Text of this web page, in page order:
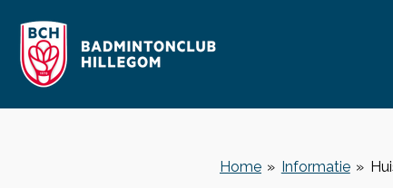
direct
naar
hoofdinhoud
Home » Informatie »